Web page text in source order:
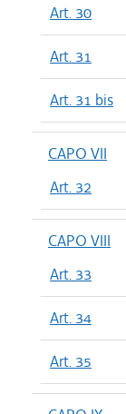
Art. 30
Art. 31
Art. 31 bis
CAPO VII
Art. 32
CAPO VIII
Art. 33
Art. 34
Art. 35